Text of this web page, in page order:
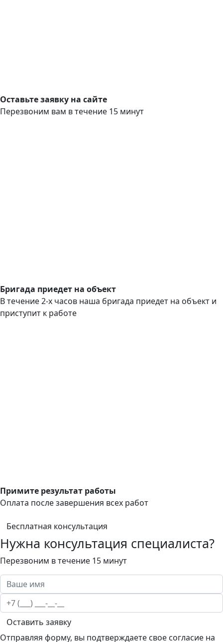
Оставьте заявку на сайте
Перезвоним вам в течение 15 минут
Бригада приедет на объект
В течение 2-х часов наша бригада приедет на объект и
приступит к работе
Примите результат работы
Оплата после завершения всех работ
Бесплатная консультация
Нужна консультация специалиста?
Перезвоним в течение 15 минут
Оставить заявку
Отправляя форму, вы подтверждаете свое согласие на